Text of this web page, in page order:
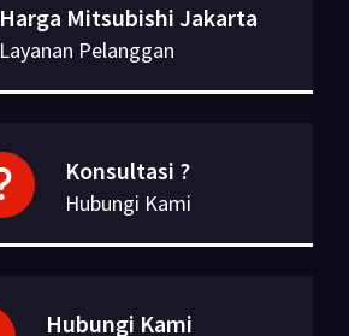
Harga Mitsubishi Jakarta
Layanan Pelanggan
Konsultasi ?
Hubungi Kami
Hubungi Kami